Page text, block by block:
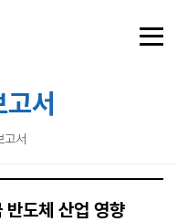
서
고서
반도체 산업 영향